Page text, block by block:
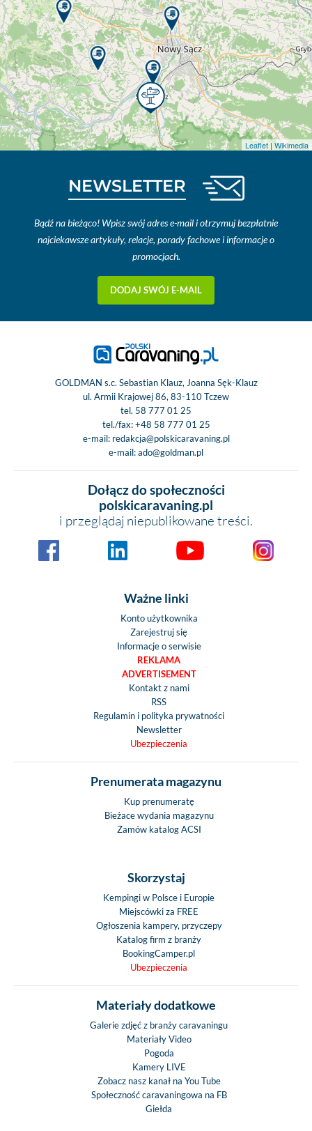
Leaflet | Wikimedia
NEWSLETTER
Bądź na bieżąco! Wpisz swój adres e-mail i otrzymuj bezpłatnie
najciekawsze artykuły, relacje, porady fachowe i informacje o
promocjach.
DODAJ SWÓJ E-MAIL
GOLDMAN s.c. Sebastian Klauz, Joanna Sęk-Klauz
ul. Armii Krajowej 86, 83-110 Tczew
tel. 58 777 01 25
tel./fax:+48 58 777 01 25
e-mail: redakcja@polskicaravaning.pl
e-mail:ado@goldman.pl
Dołącz do społeczności
polskicaravaning.pl
i przeglądaj niepublikowane treści.
Ważne linki
Konto użytkownika
Zarejestruj się
Informacje o serwisie
REKLAMA
ADVERTISEMENT
Kontakt z nami
RSS
Regulamin i polityka prywatności
Newsletter
Ubezpieczenia
Prenumerata magazynu
Kup prenumeratę
Bieżace wydania magazynu
Zamów katalog ACSI
Skorzystaj
Kempingi w Polsce i Europie
Miejscówki za FREE
Ogłoszenia kampery, przyczepy
Katalog firm z branży
BookingCamper.pl
Ubezpieczenia
Materiały dodatkowe
Galerie zdjęć z branży caravaningu
Materiały Video
Pogoda
Kamery LIVE
Zobacz nasz kanał na You Tube
Społeczność caravaningowa na FB
Giełda